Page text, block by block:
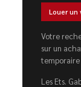
Louer un
Votre
sur un
temporaire
Les Ets.